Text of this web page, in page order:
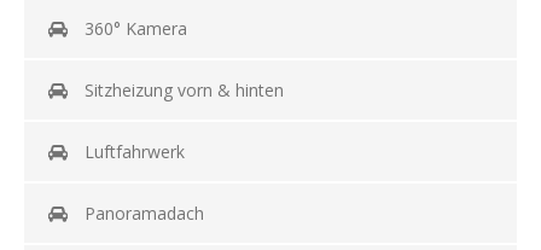
360° Kamera
Sitzheizung vorn & hinten
Luftfahrwerk
Panoramadach